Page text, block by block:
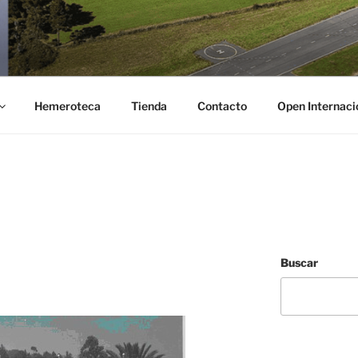
Hemeroteca Tienda Contacto Open
Buscar